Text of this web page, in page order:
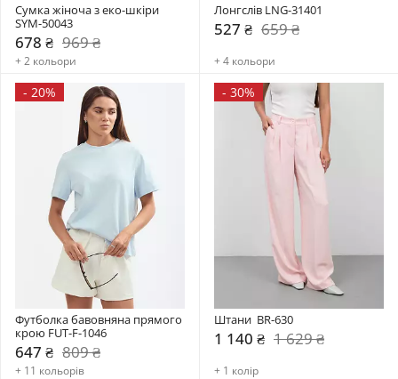
Сумка жіноча з еко-шкіри
SYM-50043
678 ₴ 969 ₴
+ 2 кольори
Лонгслів LNG-31401
527 ₴ 659 ₴
+ 4 кольори
- 20%
Футболка бавовняна прямого
крою FUT-F-1046
647 ₴ 809 ₴
+ 11 кольорів
- 30%
Штани  BR-630
1 140 ₴ 1 629 ₴
+ 1 колір